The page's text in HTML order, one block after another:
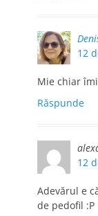
12
Mie chiar
Răspunde
12
Adevărul e
de pedofil :P